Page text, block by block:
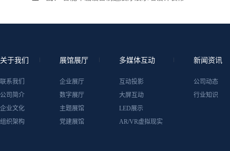
关于我们
联系我们
公司简介
企业文化
组织架构
展馆展厅
企业展厅
数字展厅
主题展馆
党建展馆
多媒体互动
互动投影
大屏互动
LED展示
AR/VR虚拟现实
新闻资讯
公司动态
行业知识